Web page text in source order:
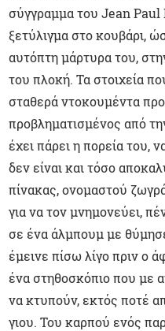
σύγγραμμα του Jean Paul
ξετύλιγμα στο κουβάρι,
αυτόπτη μάρτυρα του,
του πλοκή. Τα στοιχεία
σταθερά ντοκουμέντα
προβληματισμένος από
έχει πάρει η πορεία του,
δεν είναι και τόσο
πίνακας, ονομαστού
για να τον μνημονεύει,
σε ένα άλμπουμ με
έμεινε πίσω λίγο πριν ο
ένα στηθοσκόπιο που με
να κτυπούν, εκτός ποτέ
γιου. Του καρπού ενός